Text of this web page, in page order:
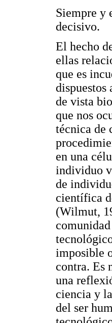
Siempre y
decisivo.
El hecho
ellas
que es
dispuestos
de vista
que nos
técnica de
en una
individuo
de
científica
(Wilmut,
imposible
contra. Es
una
ciencia y
del ser